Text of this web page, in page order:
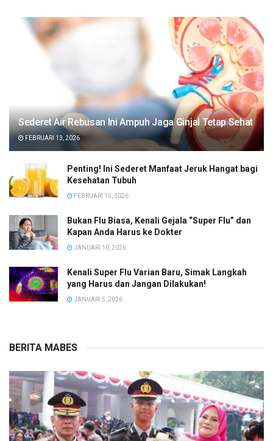
Sederet Air Rebusan Ini Ampuh Jaga Ginjal Tetap Sehat
FEBRUARI 13, 2026
Penting! Ini Sederet Manfaat Jeruk Hangat bagi
Kesehatan Tubuh
FEBRUARI 13, 2026
Bukan Flu Biasa, Kenali Gejala “Super Flu” dan
Kapan Anda Harus ke Dokter
JANUARI 10, 2026
Kenali Super Flu Varian Baru, Simak Langkah
yang Harus dan Jangan Dilakukan!
JANUARI 5, 2026
BERITA MABES